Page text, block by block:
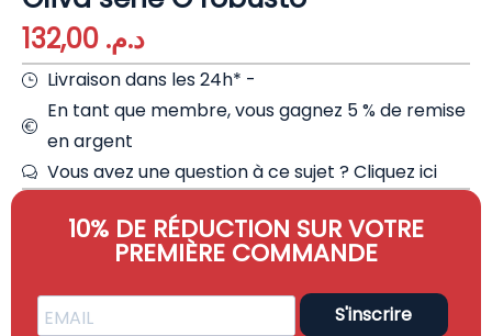
د.م.
Livraison dans les 24h* -
En tant que membre, vous gagnez 5 % de remise
en argent
Vous avez une question à ce sujet ?Cliquez ici
10% DE RÉDUCTION SUR VOTRE
PREMIÈRE COMMANDE
S'inscrire